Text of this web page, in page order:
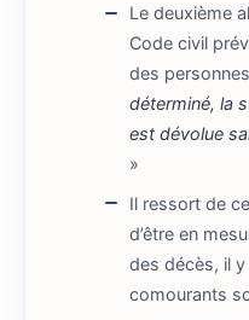
Le deuxième
Code civil
des
déterminé, la
est dévolue
»
Il ressort de
d’être en
des décès, il y
comourants